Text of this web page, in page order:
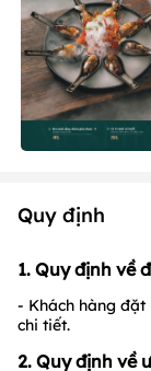
Quy định
1. Quy định về
- Khách hàng
chi tiết.
2. Quy định về